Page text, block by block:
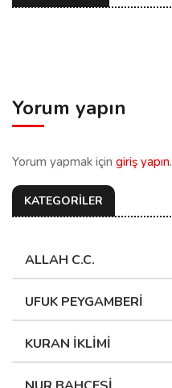
Yorum yapın
Yorum yapmak için giriş yapın.
KATEGORİLER
ALLAH C.C.
UFUK PEYGAMBERİ
KURAN İKLİMİ